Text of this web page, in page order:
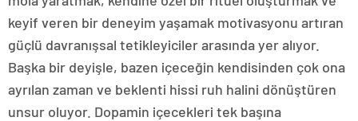
keyif veren bir deneyim yaşamak motivasyonu artıran
güçlü davranışsal tetikleyiciler arasında yer alıyor.
Başka bir deyişle, bazen içeceğin kendisinden çok ona
ayrılan zaman ve beklenti hissi ruh halini dönüştüren
unsur oluyor. Dopamin içecekleri tek başına